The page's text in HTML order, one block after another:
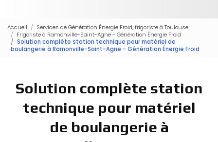
Accueil
Services de Génération Énergie Froid, frigoriste à Toulouse
Frigoriste à Ramonville-Saint-Agne - Génération Énergie Froid
Solution complète station technique pour matériel de
boulangerie à Ramonville-Saint-Agne - Génération Énergie Froid
Solution complète station
technique pour matériel
de boulangerie à